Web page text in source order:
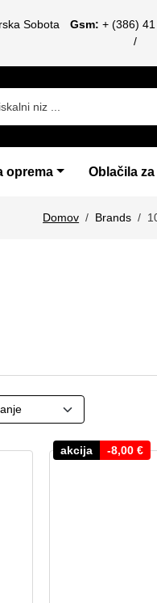
Sobota Gsm: + (386)
oprema Oblačila
Domov Brands
akcija -8,00 €